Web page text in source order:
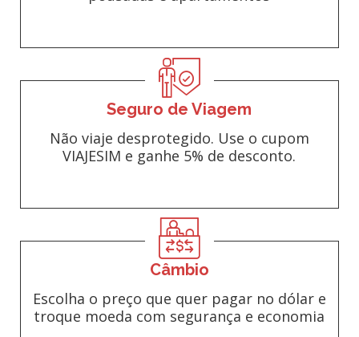
Seguro de Viagem
Não viaje desprotegido. Use o cupom
VIAJESIM e ganhe 5% de desconto.
Câmbio
Escolha o preço que quer pagar no dólar e
troque moeda com segurança e economia